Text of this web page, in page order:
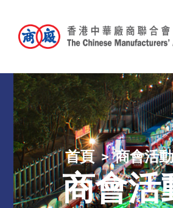
首頁 商會活動
商會活